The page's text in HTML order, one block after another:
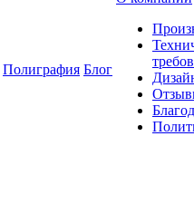
Полиграфия Блог